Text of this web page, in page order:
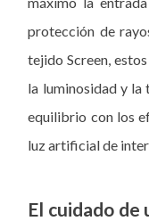
protección de
tejido Screen,
la luminosidad y la
equilibrio con los
luz artificial de
El cuidado de